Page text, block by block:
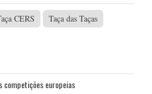
CERS Taça das Taças
competições europeias